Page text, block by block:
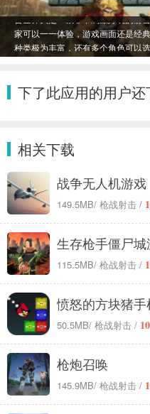
合金弹头是一款非常刺激好玩的射
家可以一一体验，游戏画面还是经
种类极为丰富，还有多个角色可以
下了此应用的用户还
相关下载
战争无人机游戏
149.5MB/ 枪战射击 /
生存枪手僵尸城
115.5MB/ 枪战射击 /
愤怒的方块猪手
50.5MB/ 枪战射击 / 10
枪炮召唤
145.9MB/ 枪战射击 /